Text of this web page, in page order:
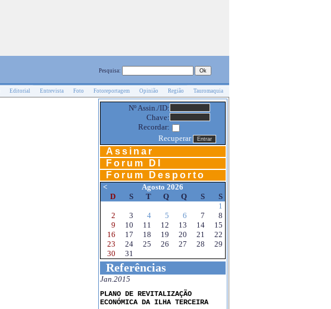
Pesquisa:
Editorial Entrevista Foto Fotoreportagem Opinião Região Tauromaquia
Nº Assin./ID:
Chave:
Recordar:
Recuperar
Assinar
Forum DI
Forum Desporto
<
Agosto 2026
D
S T Q Q S
S
1
2
3 4 5 6 7
8
9
10 11 12 13 14
15
16
17 18 19 20 21
22
23
24 25 26 27 28
29
30
31
Referências
Jan.2015
PLANO DE REVITALIZAÇÃO
ECONÓMICA DA ILHA TERCEIRA